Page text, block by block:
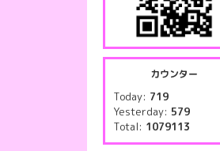
カウンター
Today: 719
Yesterday: 579
Total: 1079113